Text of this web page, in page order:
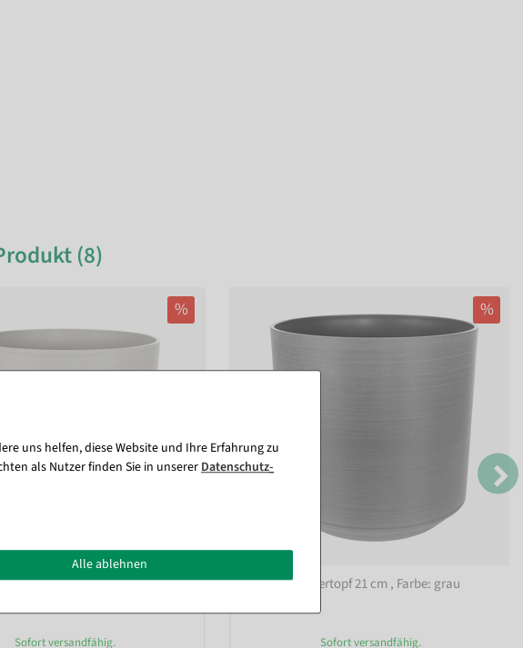
(8)
%
21 cm, Farbe: hellgrau
Sofort versandfähig.
%
Kunststoff Übertopf 21 cm, Farbe: grau
Sofort versandfähig.
uns helfen, diese Website und Ihre Erfahrung zu
als Nutzer finden Sie in unserer Daten­schutz­
Alle ablehnen